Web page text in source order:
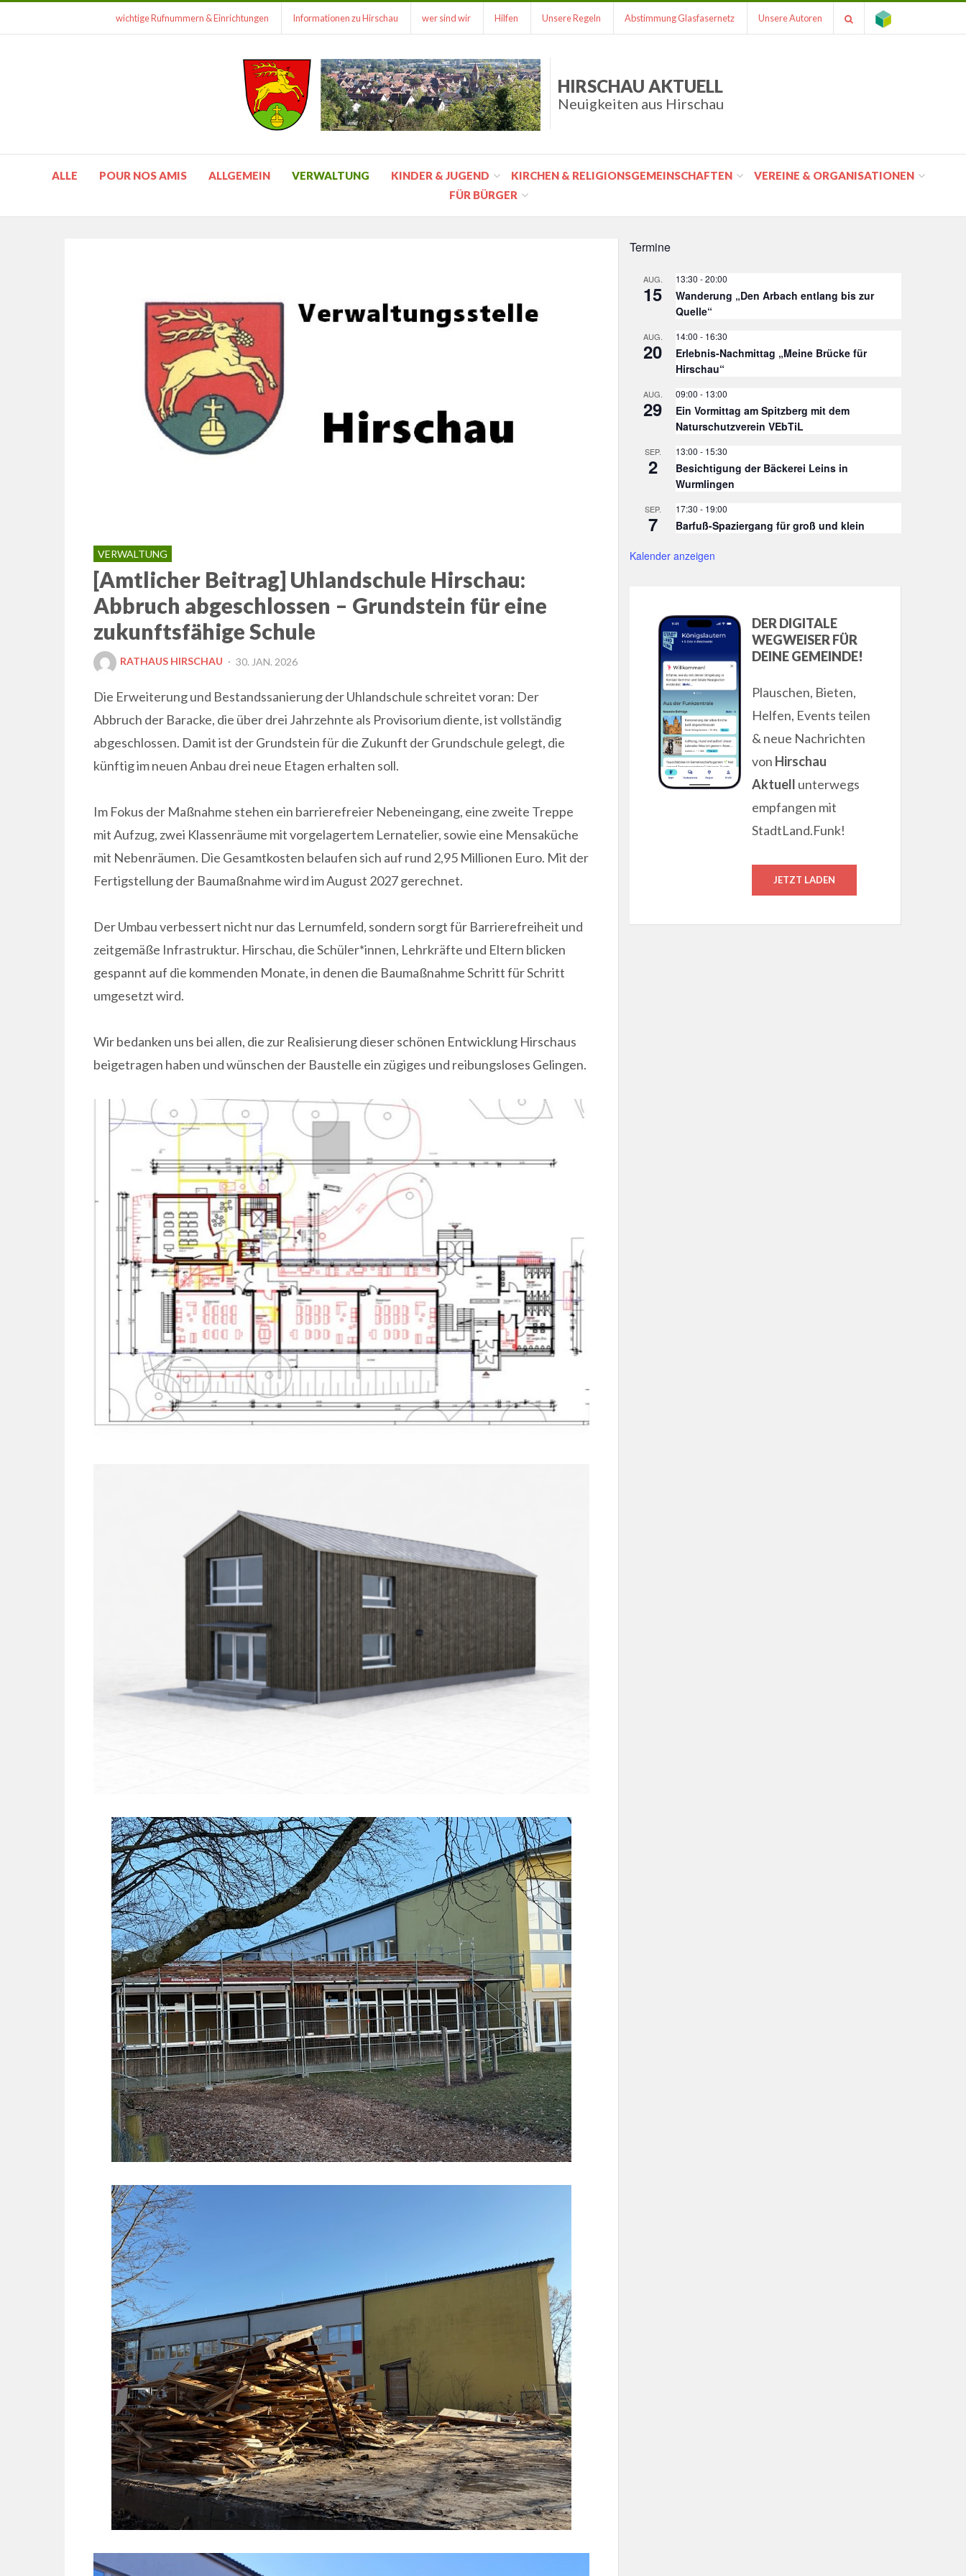
wichtige Rufnummern & Einrichtungen Informationen zu Hirschau wer sind wir Hilfen Unsere Regeln Abstimmung Glasfasernetz Unsere Autoren
HIRSCHAU AKTUELL
Neuigkeiten aus Hirschau
ALLE POUR NOS AMIS ALLGEMEIN VERWALTUNG KINDER & JUGEND KIRCHEN & RELIGIONSGEMEINSCHAFTEN
VEREINE & ORGANISATIONEN
FÜR BÜRGER
VERWALTUNG
[Amtlicher Beitrag] Uhlandschule Hirschau:
Abbruch abgeschlossen – Grundstein für eine
zukunftsfähige Schule
RATHAUS HIRSCHAU
POSTED
30. JAN. 2026
Die Erweiterung und Bestandssanierung der Uhlandschule schreitet voran: Der
Abbruch der Baracke, die über drei Jahrzehnte als Provisorium diente, ist vollständig
abgeschlossen. Damit ist der Grundstein für die Zukunft der Grundschule gelegt, die
künftig im neuen Anbau drei neue Etagen erhalten soll.
Im Fokus der Maßnahme stehen ein barrierefreier Nebeneingang, eine zweite Treppe
mit Aufzug, zwei Klassenräume mit vorgelagertem Lernatelier, sowie eine Mensaküche
mit Nebenräumen. Die Gesamtkosten belaufen sich auf rund 2,95 Millionen Euro. Mit der
Fertigstellung der Baumaßnahme wird im August 2027 gerechnet.
Der Umbau verbessert nicht nur das Lernumfeld, sondern sorgt für Barrierefreiheit und
zeitgemäße Infrastruktur. Hirschau, die Schüler*innen, Lehrkräfte und Eltern blicken
gespannt auf die kommenden Monate, in denen die Baumaßnahme Schritt für Schritt
umgesetzt wird.
Wir bedanken uns bei allen, die zur Realisierung dieser schönen Entwicklung Hirschaus
beigetragen haben und wünschen der Baustelle ein zügiges und reibungsloses Gelingen.
Termine
AUG.
15
13:30 -20:00
Wanderung „Den Arbach entlang bis zur
Quelle“
AUG.
20
14:00 - 16:30
Erlebnis-Nachmittag „Meine Brücke für
Hirschau“
AUG.
29
09:00 - 13:00
Ein Vormittag am Spitzberg mit dem
Naturschutzverein VEbTiL
SEP.
2
13:00 - 15:30
Besichtigung der Bäckerei Leins in
Wurmlingen
SEP.
7
17:30 - 19:00
Barfuß-Spaziergang für groß und klein
Kalender anzeigen
DER DIGITALE
WEGWEISER FÜR
DEINE GEMEINDE!
Plauschen, Bieten,
Helfen, Events teilen
& neue Nachrichten
von Hirschau
Aktuell unterwegs
empfangen mit
StadtLand.Funk!
JETZT LADEN